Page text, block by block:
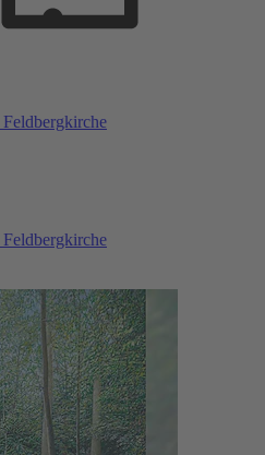
Feldbergkirche
Feldbergkirche